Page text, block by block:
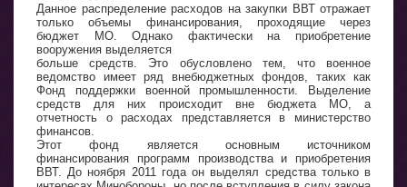
Данное распределение расходов на закупки ВВТ отражает
только объемы финансирования, проходящие через
бюджет МО. Однако фактически на приобретение
вооружения выделяется
больше средств. Это обусловлено тем, что военное
ведомство имеет ряд внебюджетных фондов, таких как
Фонд поддержки военной промышленности. Выделение
средств для них происходит вне бюджета МО, а
отчетность о расходах представляется в министерство
финансов.
Этот фонд является основным источником
финансирования программ производства и приобретения
ВВТ. До ноября 2011 года он выделял средства только в